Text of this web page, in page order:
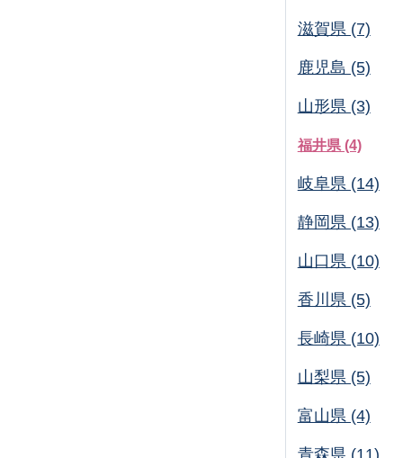
滋賀県 (7)
鹿児島 (5)
山形県 (3)
福井県 (4)
岐阜県 (14)
静岡県 (13)
山口県 (10)
香川県 (5)
長崎県 (10)
山梨県 (5)
富山県 (4)
青森県 (11)